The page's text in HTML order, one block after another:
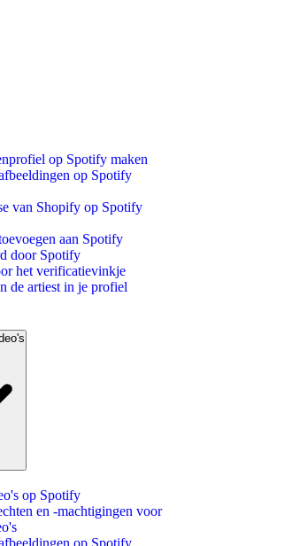
op Spotify maken
op Spotify
van Shopify op Spotify
aan Spotify
door Spotify
het verificatievinkje
de artiest in je profiel
op Spotify
en -machtigingen voor